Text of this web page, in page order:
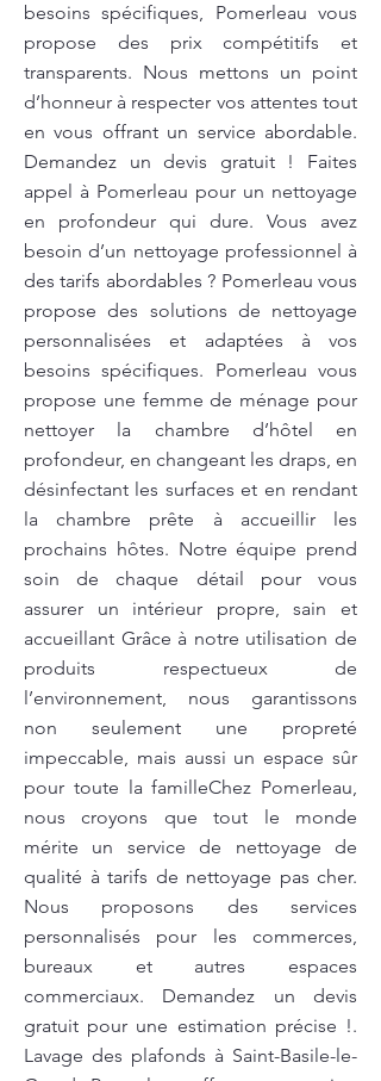
besoins spécifiques, Pomerleau vous
propose des prix compétitifs et
transparents. Nous mettons un point
d’honneur à respecter vos attentes tout
en vous offrant un service abordable.
Demandez un devis gratuit ! Faites
appel à Pomerleau pour un nettoyage
en profondeur qui dure. Vous avez
besoin d’un nettoyage professionnel à
des tarifs abordables ? Pomerleau vous
propose des solutions de nettoyage
personnalisées et adaptées à vos
besoins spécifiques. Pomerleau vous
propose une femme de ménage pour
nettoyer la chambre d’hôtel en
profondeur, en changeant les draps, en
désinfectant les surfaces et en rendant
la chambre prête à accueillir les
prochains hôtes. Notre équipe prend
soin de chaque détail pour vous
assurer un intérieur propre, sain et
accueillant Grâce à notre utilisation de
produits respectueux de
l’environnement, nous garantissons
non seulement une propreté
impeccable, mais aussi un espace sûr
pour toute la familleChez Pomerleau,
nous croyons que tout le monde
mérite un service de nettoyage de
qualité à tarifs de nettoyage pas cher.
Nous proposons des services
personnalisés pour les commerces,
bureaux et autres espaces
commerciaux. Demandez un devis
gratuit pour une estimation précise !.
Lavage des plafonds à Saint-Basile-le-